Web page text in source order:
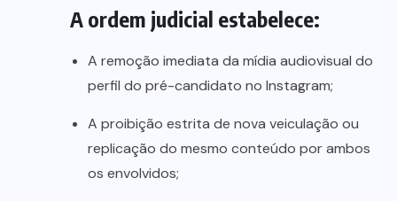
A ordem judicial estabelece:
A remoção imediata da mídia audiovisual do
perfil do pré-candidato no Instagram;
A proibição estrita de nova veiculação ou
replicação do mesmo conteúdo por ambos
os envolvidos;